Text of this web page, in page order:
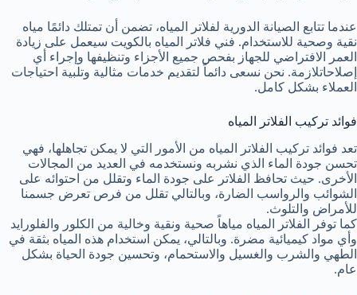
عندما تتابع الصيانة الدورية لفلاتر المياه، تضمن أن تمتلك دائمًا مياه
نقية وصحية للاستخدام. فني فلاتر المياه بالكويت سيعمل على زيادة
العمر الافتراضي للجهاز بفحص جميع الأجزاء وتنظيفها وإجراء أي
إصلاحاتلازمة. نحن نسعى دائماً لتقديم خدمات مثالية وتلبية احتياجات
العملاء بشكل كامل.
فوائد تركيب الفلاتر المياه
تعد فوائد تركيب الفلاتر المياه من الأمور التي لا يمكن تجاهلها، فهي
تحسن جودة الماء الذي نشربه ونستخدمه في العديد من المجالات
الأخرى. حيث تحافظ الفلاتر على جودة الماء وتقلل من احتوائه على
الشوائب والرواسب الضارة، وبالتالي تقلل من فرص تعرض جسمنا
للأمراض والتلوث.
كما توفر الفلاتر المياه مياهاً صحية ونقية وخالية من الكلور والفلورايد
وأي مواد كيميائية مضرة. وبالتالي، يمكن استخدام هذه المياه بثقة في
الطهي والشرب والغسيل والاستحمام، وتحسين جودة الحياة بشكل
عام.